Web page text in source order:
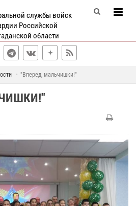
службы войск
Российской
области
"Вперед, мальчишки!"